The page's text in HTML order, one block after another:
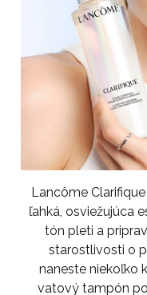
Lancôme
ľahká, osviežujúca
tón pleti a
starostlivosti o
naneste niekoľko
vatový tampón